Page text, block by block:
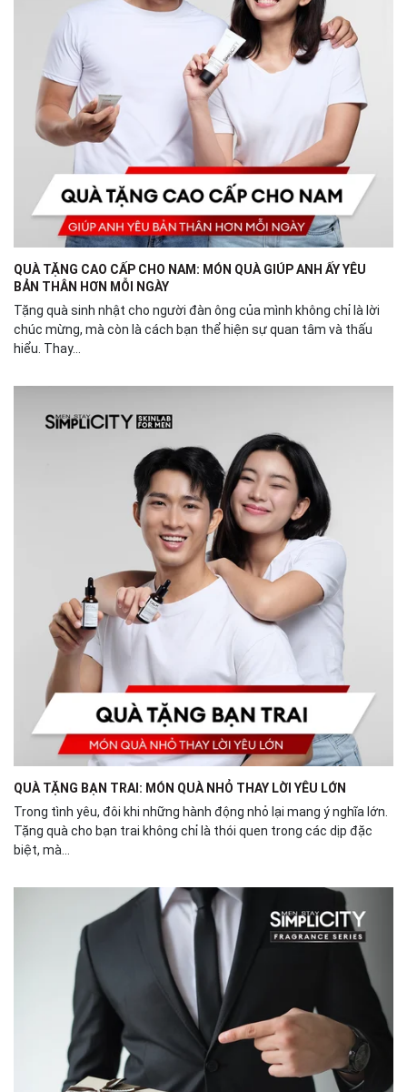
QUÀ TẶNG CAO CẤP CHO NAM: MÓN QUÀ GIÚP ANH ẤY YÊU
BẢN THÂN HƠN MỖI NGÀY
Tặng quà sinh nhật cho người đàn ông của mình không chỉ là lời
chúc mừng, mà còn là cách bạn thể hiện sự quan tâm và thấu
hiểu. Thay...
QUÀ TẶNG BẠN TRAI: MÓN QUÀ NHỎ THAY LỜI YÊU LỚN
Trong tình yêu, đôi khi những hành động nhỏ lại mang ý nghĩa lớn.
Tặng quà cho bạn trai không chỉ là thói quen trong các dịp đặc
biệt, mà...